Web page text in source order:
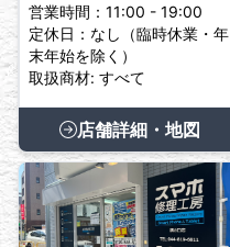
営業時間：11:00 - 19:00
定休日：なし（臨時休業・年
末年始を除く）
取扱商材: すべて
店舗詳細・地図